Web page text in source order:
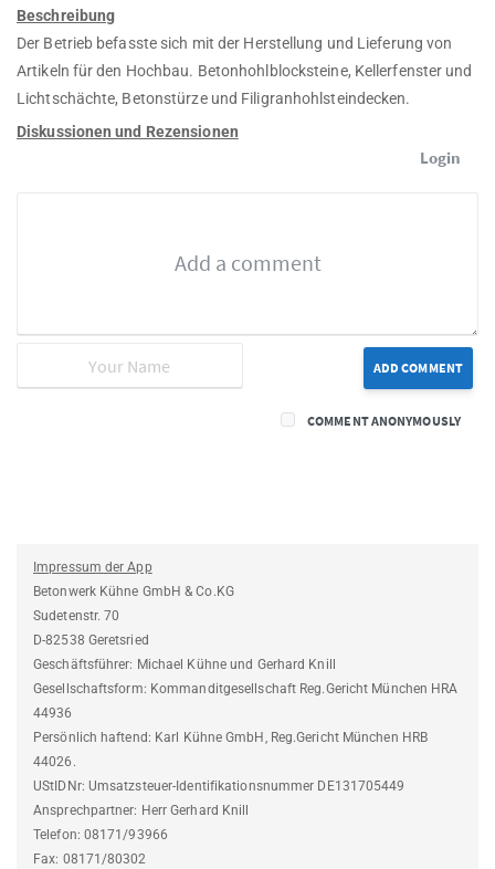
Beschreibung
Der Betrieb befasste sich mit der Herstellung und Lieferung von
Artikeln für den Hochbau. Betonhohlblocksteine, Kellerfenster und
Lichtschächte, Betonstürze und Filigranhohlsteindecken.
Diskussionen und Rezensionen
Login
ADD COMMENT
COMMENT ANONYMOUSLY
Impressum der App
Betonwerk Kühne GmbH & Co.KG
Sudetenstr. 70
D-82538 Geretsried
Geschäftsführer: Michael Kühne und Gerhard Knill
Gesellschaftsform: Kommanditgesellschaft Reg.Gericht München HRA
44936
Persönlich haftend: Karl Kühne GmbH, Reg.Gericht München HRB
44026.
UStIDNr: Umsatzsteuer-Identifikationsnummer DE131705449
Ansprechpartner: Herr Gerhard Knill
Telefon: 08171/93966
Fax: 08171/80302